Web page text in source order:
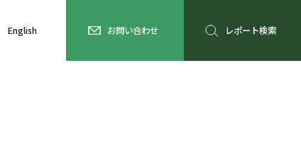
English お問い合わせ レポート検索